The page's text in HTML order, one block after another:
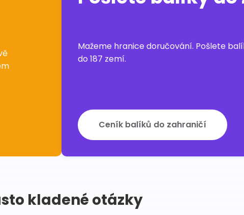
Mažeme hranice doručování. Pošlete
do 187 zemí.
Ceník balíků do zahraničí
kladené otázky